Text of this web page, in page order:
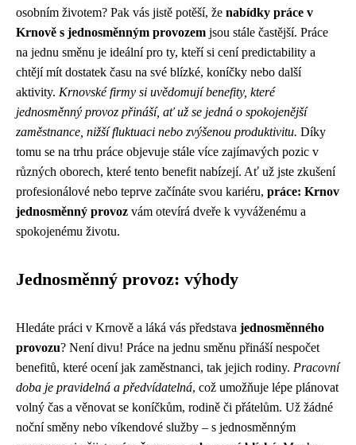
osobním životem? Pak vás jistě potěší, že nabídky práce v
Krnově s jednosměnným provozem jsou stále častější. Práce
na jednu směnu je ideální pro ty, kteří si cení predictability a
chtějí mít dostatek času na své blízké, koníčky nebo další
aktivity. Krnovské firmy si uvědomují benefity, které
jednosměnný provoz přináší, ať už se jedná o spokojenější
zaměstnance, nižší fluktuaci nebo zvýšenou produktivitu. Díky
tomu se na trhu práce objevuje stále více zajímavých pozic v
různých oborech, které tento benefit nabízejí. Ať už jste zkušení
profesionálové nebo teprve začínáte svou kariéru, práce: Krnov
jednosměnný provoz vám otevírá dveře k vyváženému a
spokojenému životu.
Jednosměnný provoz: výhody
Hledáte práci v Krnově a láká vás představa jednosměnného
provozu? Není divu! Práce na jednu směnu přináší nespočet
benefitů, které ocení jak zaměstnanci, tak jejich rodiny. Pracovní
doba je pravidelná a předvídatelná, což umožňuje lépe plánovat
volný čas a věnovat se koníčkům, rodině či přátelům. Už žádné
noční směny nebo víkendové služby – s jednosměnným